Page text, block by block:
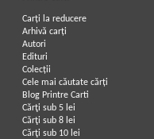
Carți la reducere
Arhivă carți
Autori
Edituri
Colecții
Cele mai căutate cărți
Blog Printre Carti
Cărţi sub 5 lei
Cărţi sub 8 lei
Cărţi sub 10 lei